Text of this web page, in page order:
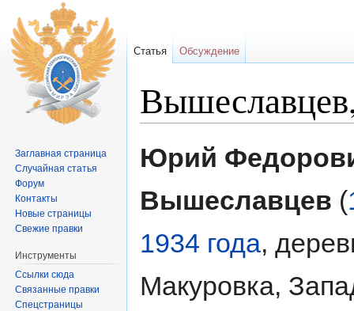
Юрий
Вышеславцев (
1934 года,
Макуровка,
Статья Обсуждение
Заглавная страница
Случайная статья
Форум
Контакты
Новые страницы
Свежие правки
Инструменты
Ссылки сюда
Связанные правки
Спецстраницы